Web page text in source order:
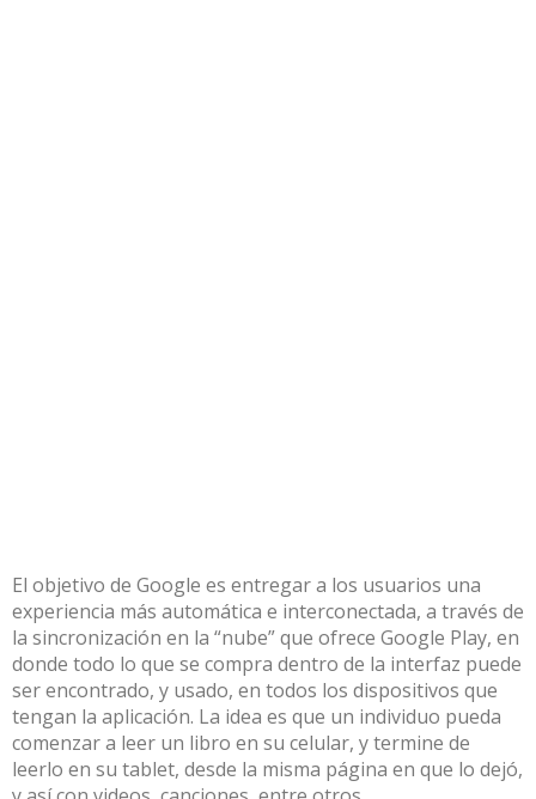
El objetivo de Google es entregar a los usuarios una
experiencia más automática e interconectada, a través de
la sincronización en la “nube” que ofrece Google Play, en
donde todo lo que se compra dentro de la interfaz puede
ser encontrado, y usado, en todos los dispositivos que
tengan la aplicación. La idea es que un individuo pueda
comenzar a leer un libro en su celular, y termine de
leerlo en su tablet, desde la misma página en que lo dejó,